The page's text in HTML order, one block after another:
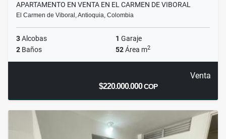
APARTAMENTO EN VENTA EN EL CARMEN DE VIBORAL
El Carmen de Viboral, Antioquia, Colombia
3Alcobas 1 Garaje
2 Baños 52Área m2
Venta
$220.000.000COP